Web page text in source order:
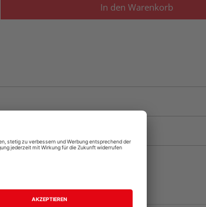
In den Warenkorb